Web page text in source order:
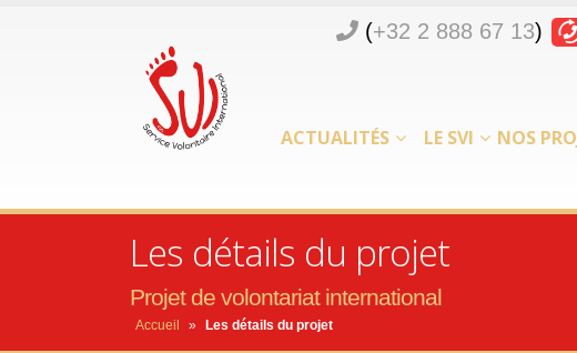
(+32 2 888 67 13)
ACTUALITÉS LE SVI NOS
Les détails du projet
Projet de volontariat international
Accueil » Les détails du projet